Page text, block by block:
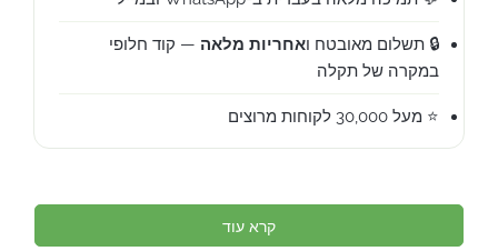
🔒 תשלום מאובטח ואחריות מלאה — קוד חלופי
במקרה של תקלה
⭐ מעל 30,000 לקוחות מרוצים
קרא עוד